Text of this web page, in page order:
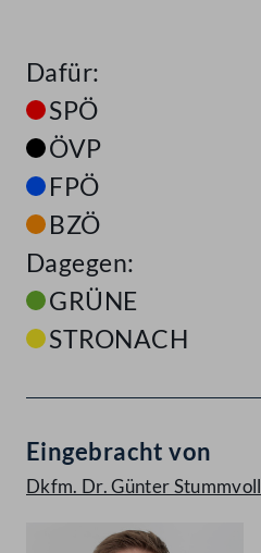
Dafür:
SPÖ
ÖVP
FPÖ
BZÖ
Dagegen:
GRÜNE
STRONACH
Eingebracht von
Dkfm. Dr. Günter Stummvoll